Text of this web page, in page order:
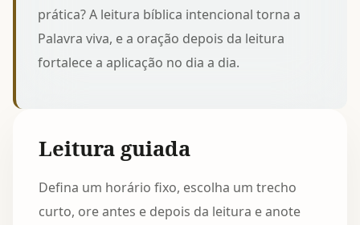
prática? A leitura bíblica intencional torna a
Palavra viva, e a oração depois da leitura
fortalece a aplicação no dia a dia.
Leitura guiada
Defina um horário fixo, escolha um trecho
curto, ore antes e depois da leitura e anote